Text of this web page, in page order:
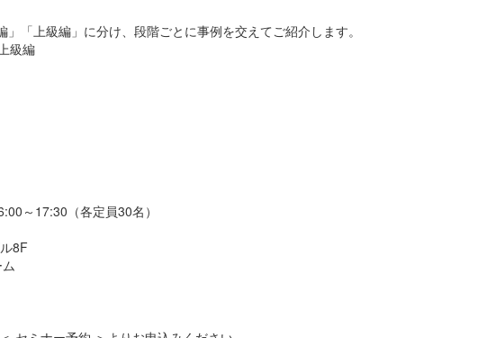
「上級編」に分け、段階ごとに事例を交えてご紹介します。
級編
～17:30（各定員30名）
8F